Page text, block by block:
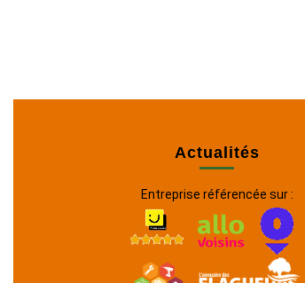
Actualités
Entreprise référencée sur :